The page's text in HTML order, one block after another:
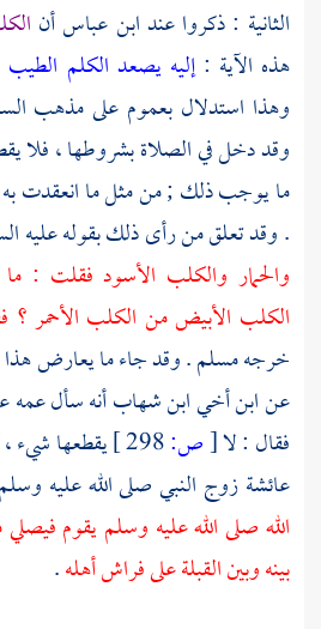
الثانية : ذكروا عندابن عباسأن
هذه الآية :إليه يصعد الكلم
وهذا استدلال بعموم على مذهب
وقد دخل في الصلاة بشروطها ، فلا
ما يوجب ذلك ; من مثل ما انعقدت به
. وقد تعلق من رأى ذلك بقوله عليه
والحمار والكلب الأسود فقلت :
الكلب الأبيض من الكلب الأحمر ؟
خرجهمسلم. وقد جاء ما يعارض
عن ابن أخيابن شهابأنه سأل عمه
فقال : لا[ص: يقطعها شيء
عائشةزوج النبي صلى الله عليه
الله صلى الله عليه وسلم يقوم
بينه وبين القبلة على فراش أهله.